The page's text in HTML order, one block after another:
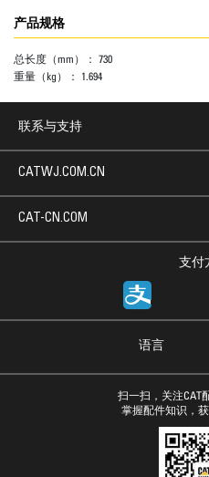
产品规格
总长度（mm）： 730
重量（kg）： 1.694
联系与支持
支付
CATWJ.COM.CN
CAT-CN.COM
语言
扫一扫，关注CAT
掌握配件知识，